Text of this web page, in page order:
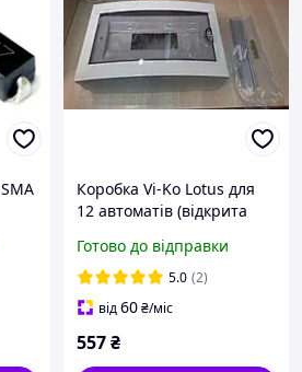
Коробка Vi-Ko Lotus для
12 автоматів (відкрита
Готово до відправки
5.0 (2)
від60₴/міс
557₴